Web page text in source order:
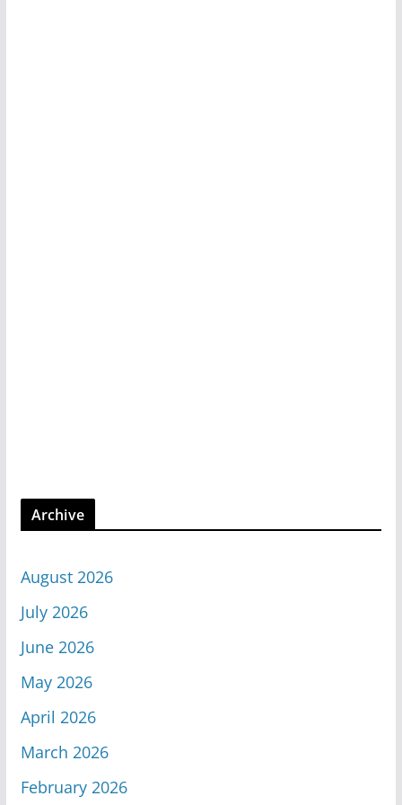
Archive
August 2026
July 2026
June 2026
May 2026
April 2026
March 2026
February 2026